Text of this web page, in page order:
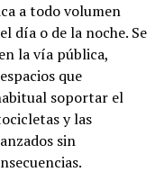
la Ley. Por lo
de las siguientes
a todo volumen
día o de la noche. Se
la vía pública,
que
soportar el
y las
sin